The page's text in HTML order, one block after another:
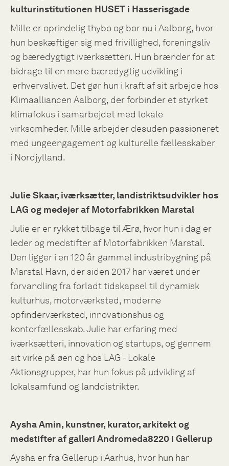
kulturinstitutionen HUSET i Hasserisgade
Mille er oprindelig thybo og bor nu i Aalborg, hvor
hun beskæftiger sig med frivillighed, foreningsliv
og bæredygtigt iværksætteri. Hun brænder for at
bidrage til en mere bæredygtig udvikling i
erhvervslivet. Det gør hun i kraft af sit arbejde hos
Klimaalliancen Aalborg, der forbinder et styrket
klimafokus i samarbejdet med lokale
virksomheder. Mille arbejder desuden passioneret
med ungeengagement og kulturelle fællesskaber
i Nordjylland.
Julie Skaar, iværksætter, landistriktsudvikler hos
LAG og medejer af Motorfabrikken Marstal
Julie er er rykket tilbage til Ærø, hvor hun i dag er
leder og medstifter af Motorfabrikken Marstal.
Den ligger i en 120 år gammel industribygning på
Marstal Havn, der siden 2017 har været under
forvandling fra forladt tidskapsel til dynamisk
kulturhus, motorværksted, moderne
opfinderværksted, innovationshus og
kontorfællesskab. Julie har erfaring med
iværksætteri, innovation og startups, og gennem
sit virke på øen og hos LAG - Lokale
Aktionsgrupper, har hun fokus på udvikling af
lokalsamfund og landdistrikter.
Aysha Amin, kunstner, kurator, arkitekt og
medstifter af galleri Andromeda8220 i Gellerup
Aysha er fra Gellerup i Aarhus, hvor hun har